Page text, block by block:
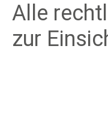
Alle
zur